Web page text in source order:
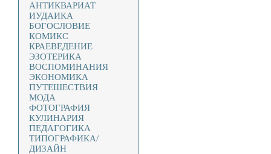
АНТИКВАРИАТ
ИУДАИКА
БОГОСЛОВИЕ
КОМИКС
КРАЕВЕДЕНИЕ
ЭЗОТЕРИКА
ВОСПОМИНАНИЯ
ЭКОНОМИКА
ПУТЕШЕСТВИЯ
МОДА
ФОТОГРАФИЯ
КУЛИНАРИЯ
ПЕДАГОГИКА
ТИПОГРАФИКА/
ДИЗАЙН